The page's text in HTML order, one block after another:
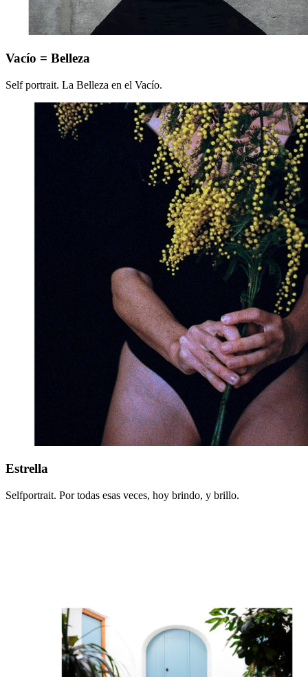
Vacío
Belleza
Vacío = Belleza
Self portrait. La Belleza en el Vacío.
Estrella
Estrella
Selfportrait. Por todas esas veces, hoy brindo, y brillo.